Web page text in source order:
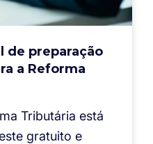
de preparação
a Reforma
Tributária está
gratuito e